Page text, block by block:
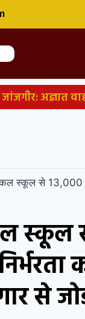
जांजगीर: अज्ञात
स्कूल से 13,000
से